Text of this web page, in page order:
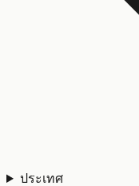
ประเทศ